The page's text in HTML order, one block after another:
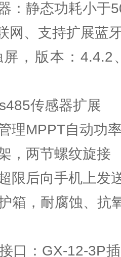
：静态功耗小于
网、支持扩展蓝
，版本：
传感器扩展
理MPPT自动功
，两节螺纹旋接
限后向手机上发
箱，耐腐蚀、抗
口：GX-12-3P